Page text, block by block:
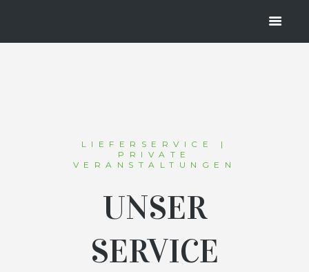
LIEFERSERVICE |
PRIVATE
VERANSTALTUNGEN
UNSER
SERVICE